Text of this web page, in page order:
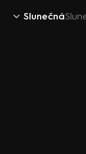
Slunečná